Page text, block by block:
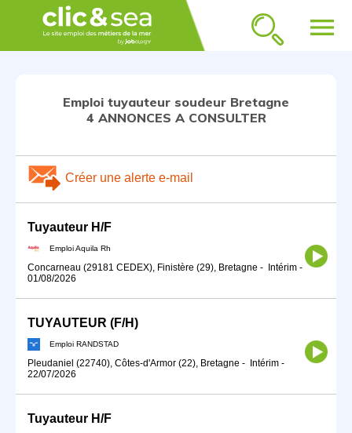
menu
Emploi tuyauteur soudeur Bretagne
4 ANNONCES A CONSULTER
Créer une alerte e-mail
Tuyauteur H/F
Emploi Aquila Rh
Concarneau (29181 CEDEX), Finistère (29), Bretagne - Intérim -
01/08/2026
TUYAUTEUR (F/H)
Emploi RANDSTAD
Pleudaniel (22740), Côtes-d'Armor (22), Bretagne - Intérim -
22/07/2026
Tuyauteur H/F